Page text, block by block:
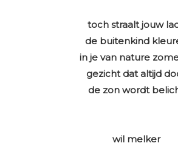
toch straalt jouw
de buitenkind
in je van nature
gezicht dat altijd
de zon wordt
wil melker